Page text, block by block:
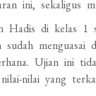
ini, sekaligus
Hadis di kelas 1
sudah menguasai
Ujian ini
nilai yang